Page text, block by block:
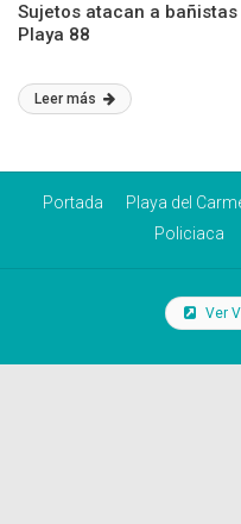
Sujetos atacan a
Playa 88
Leer más
Portada Playa del
Policiaca
Ver